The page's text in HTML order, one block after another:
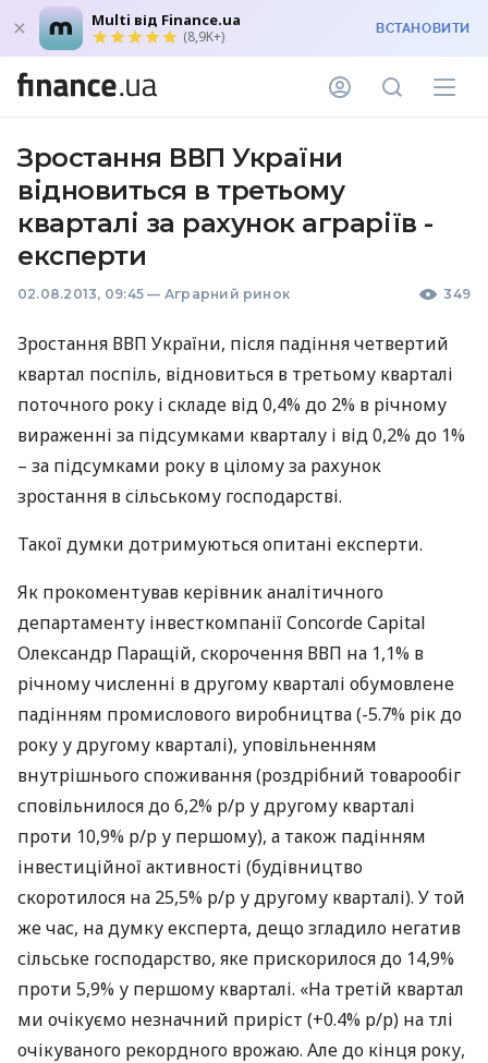
Multi від Finance.ua
(8,9K+) ВСТАНОВИТИ
Зростання ВВП України
відновиться в третьому
кварталі за рахунок аграріїв -
експерти
02.08.2013, 09:45 — Аграрний ринок 349
Зростання ВВП України, після падіння четвертий
квартал поспіль, відновиться в третьому кварталі
поточного року і складе від 0,4% до 2% в річному
вираженні за підсумками кварталу і від 0,2% до 1%
– за підсумками року в цілому за рахунок
зростання в сільському господарстві.
Такої думки дотримуються опитані експерти.
Як прокоментував керівник аналітичного
департаменту інвесткомпанії Concorde Capital
Олександр Паращій, скорочення ВВП на 1,1% в
річному численні в другому кварталі обумовлене
падінням промислового виробництва (-5.7% рік до
року у другому кварталі), уповільненням
внутрішнього споживання (роздрібний товарообіг
сповільнилося до 6,2% р/р у другому кварталі
проти 10,9% р/р у першому), а також падінням
інвестиційної активності (будівництво
скоротилося на 25,5% р/р у другому кварталі). У той
же час, на думку експерта, дещо згладило негатив
сільське господарство, яке прискорилося до 14,9%
проти 5,9% у першому кварталі. «На третій квартал
ми очікуємо незначний приріст (+0.4% р/р) на тлі
очікуваного рекордного врожаю. Але до кінця року,